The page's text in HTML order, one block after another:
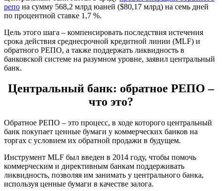
репо на сумму 568,2 млрд юаней ($80,17 млрд) на семь дней
по процентной ставке 1,7 %.
Цель этого шага – компенсировать последствия истечения
срока действия среднесрочной кредитной линии (MLF) и
обратного РЕПО, а также поддержать ликвидность в
банковской системе на разумном уровне, заявил центральный
банк.
Центральный банк: обратное РЕПО –
что это?
Обратное РЕПО – это процесс, в ходе которого центральный
банк покупает ценные бумаги у коммерческих банков на
торгах с условием их обратной продажи в будущем.
Инструмент MLF был введен в 2014 году, чтобы помочь
коммерческим и директивным банкам поддерживать
ликвидность, позволяя им занимать у центрального банка,
используя ценные бумаги в качестве залога.